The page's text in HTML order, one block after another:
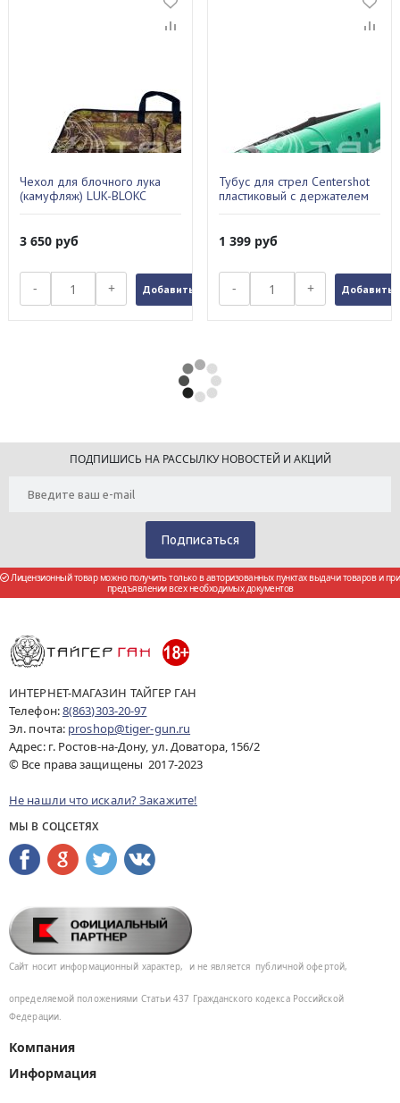
Чехол для блочного лука
(камуфляж) LUK-BLOKC
3 650 руб
- + Добавить в заказ
Тубус для стрел Centershot
пластиковый с держателем
1 399 руб
- + Добавить
ПОДПИШИСЬ НА РАССЫЛКУ НОВОСТЕЙ И АКЦИЙ
Лицензионный товар можно получить только в авторизованных пунктах выдачи товаров и при
предъявлении всех необходимых документов
ИНТЕРНЕТ-МАГАЗИН ТАЙГЕР ГАН
Телефон:8(863)303-20-97
Эл. почта: proshop@tiger-gun.ru
Адрес: г. Ростов-на-Дону, ул. Доватора, 156/2
© Все права защищены 2017-2023
Не нашли что искали? Закажите!
МЫ В СОЦСЕТЯХ
Сайт носит информационный характер, и не является публичной офертой,
определяемой положениями Статьи 437 Гражданского кодекса Российской
Федерации.
Компания
Информация